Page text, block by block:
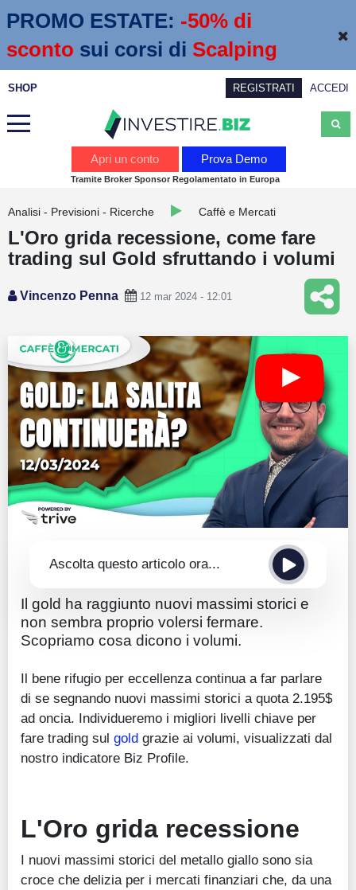
PROMO ESTATE: -50% di
sconto sui corsi di Scalping
SHOP REGISTRATI ACCEDI
Webinar
Education
Guide
Quotazioni
Conto IG
Guru Monitor
Stagionalità
Apri un conto Prova Demo
Tramite Broker Sponsor Regolamentato in Europa
Analisi - Previsioni - Ricerche Caffè e Mercati
L'Oro grida recessione, come fare
trading sul Gold sfruttando i volumi
Vincenzo Penna 12 mar 2024 - 12:01
Ascolta questo articolo ora...
Il gold ha raggiunto nuovi massimi storici e
non sembra proprio volersi fermare.
Scopriamo cosa dicono i volumi.
Il bene rifugio per eccellenza continua a far parlare
di se segnando nuovi massimi storici a quota 2.195$
ad oncia. Individueremo i migliori livelli chiave per
fare trading sul gold grazie ai volumi, visualizzati dal
nostro indicatore Biz Profile.
L'Oro grida recessione
I nuovi massimi storici del metallo giallo sono sia
croce che delizia per i mercati finanziari che, da una